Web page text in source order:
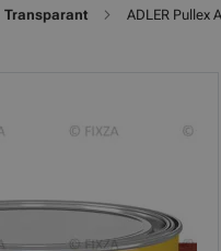
Transparant ADLER Pullex